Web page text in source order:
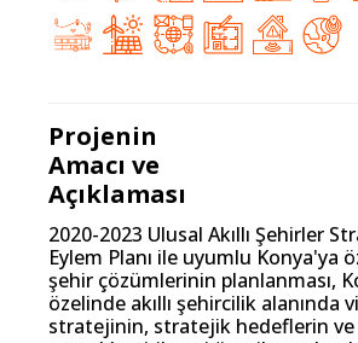
Projenin
Amacı ve
Açıklaması
2020-2023 Ulusal Akıllı Şehirler
Eylem Planı ile uyumlu Konya'ya
şehir çözümlerinin planlanması,
özelinde akıllı şehircilik alanında
stratejinin, stratejik hedeflerin ve